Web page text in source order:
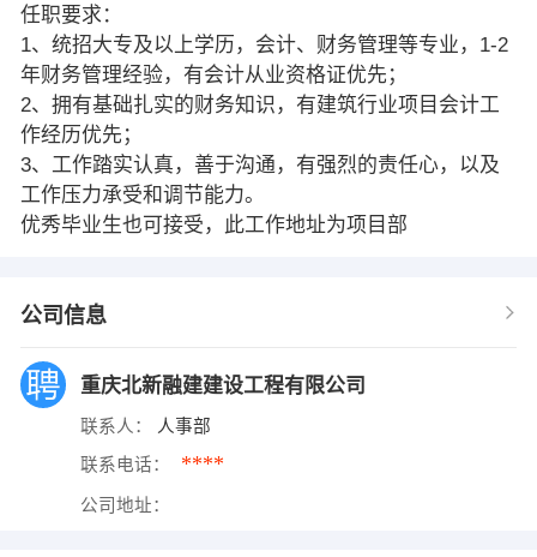
任职要求：
1、统招大专及以上学历，会计、财务管理等专业，1-2
年财务管理经验，有会计从业资格证优先；
2、拥有基础扎实的财务知识，有建筑行业项目会计工
作经历优先；
3、工作踏实认真，善于沟通，有强烈的责任心，以及
工作压力承受和调节能力。
优秀毕业生也可接受，此工作地址为项目部
公司信息
重庆北新融建建设工程有限公司
联系人： 人事部
联系电话： ****
公司地址：